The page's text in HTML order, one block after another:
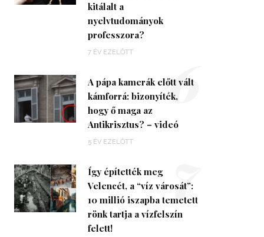
kitálalt a
nyelvtudományok
professzora?
7 ÉV EZELŐTT
A pápa kamerák előtt vált
kámforrá: bizonyíték,
hogy ő maga az
Antikrisztus? – videó
5 ÉV EZELŐTT
6
Így építették meg
Velencét, a “víz városát”:
10 millió iszapba temetett
rönk tartja a vízfelszín
felett!
7